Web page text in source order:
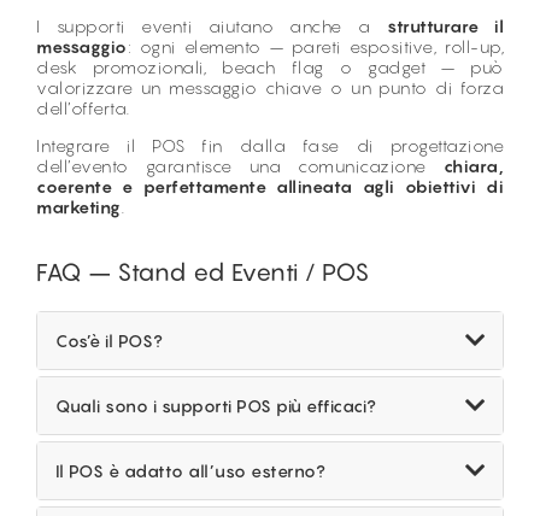
I supporti eventi aiutano anche a strutturare il
messaggio: ogni elemento – pareti espositive, roll-up,
desk promozionali, beach flag o gadget – può
valorizzare un messaggio chiave o un punto di forza
dell’offerta.
Integrare il POS fin dalla fase di progettazione
dell’evento garantisce una comunicazione chiara,
coerente e perfettamente allineata agli obiettivi di
marketing
FAQ – Stand ed Eventi / POS
Cos’è il POS?
Il POS (Point of Sale – Pubblicità sul Punto Vendita)
comprende tutti i supporti di comunicazione
utilizzati per attirare l’attenzione del pubblico
durante eventi, fiere o all’interno di spazi
commerciali.
Quali sono i supporti POS più efficaci?
Roll-up, beach flag, pareti espositive, desk
promozionali, totem e insegne.
Il POS è adatto all’uso esterno?
Sì, scegliendo strutture e materiali specifici per